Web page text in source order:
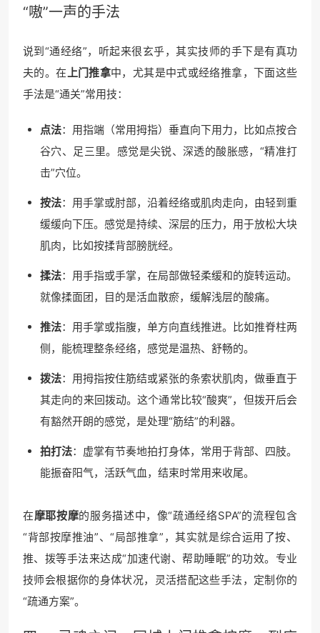
“嗷”一声的手法
说到“通经络”，听起来很玄乎，其实技师的手下是有真功
夫的。在 上门推拿中，尤其是中式或经络推拿，下面这些
手法是“通关”常用技：
点法：用指端（常用拇指）垂直向下用力，比如点按合
谷穴、足三里。感觉是尖锐、深透的酸胀感，“精准打
击”穴位。
按法：用手掌或肘部，沿着经络或肌肉走向，由轻到重
缓缓向下压。感觉是持续、深层的压力，用于放松大块
肌肉，比如按揉背部膀胱经。
揉法：用手指或手掌，在局部做轻柔缓和的旋转运动。
就像揉面团，目的是活血散瘀，缓解浅层的酸痛。
推法：用手掌或指腹，单方向直线推进。比如推脊柱两
侧，能梳理整条经络，感觉是温热、舒畅的。
拨法：用拇指按住筋结或紧张的条索状肌肉，做垂直于
其走向的来回拨动。这个通常比较“酸爽”，但拨开后会
有豁然开朗的感觉，是处理“筋结”的利器。
拍打法：虚掌有节奏地拍打身体，常用于背部、四肢。
能振奋阳气，活跃气血，结束时常用来收尾。
在摩耶按摩的服务描述中，像“疏通经络SPA”的流程包含
“背部按摩推油”、“局部推拿”，其实就是综合运用了按、
推、拨等手法来达成“加速代谢、帮助睡眠”的功效。专业
技师会根据你的身体状况，灵活搭配这些手法，定制你的
“疏通方案”。